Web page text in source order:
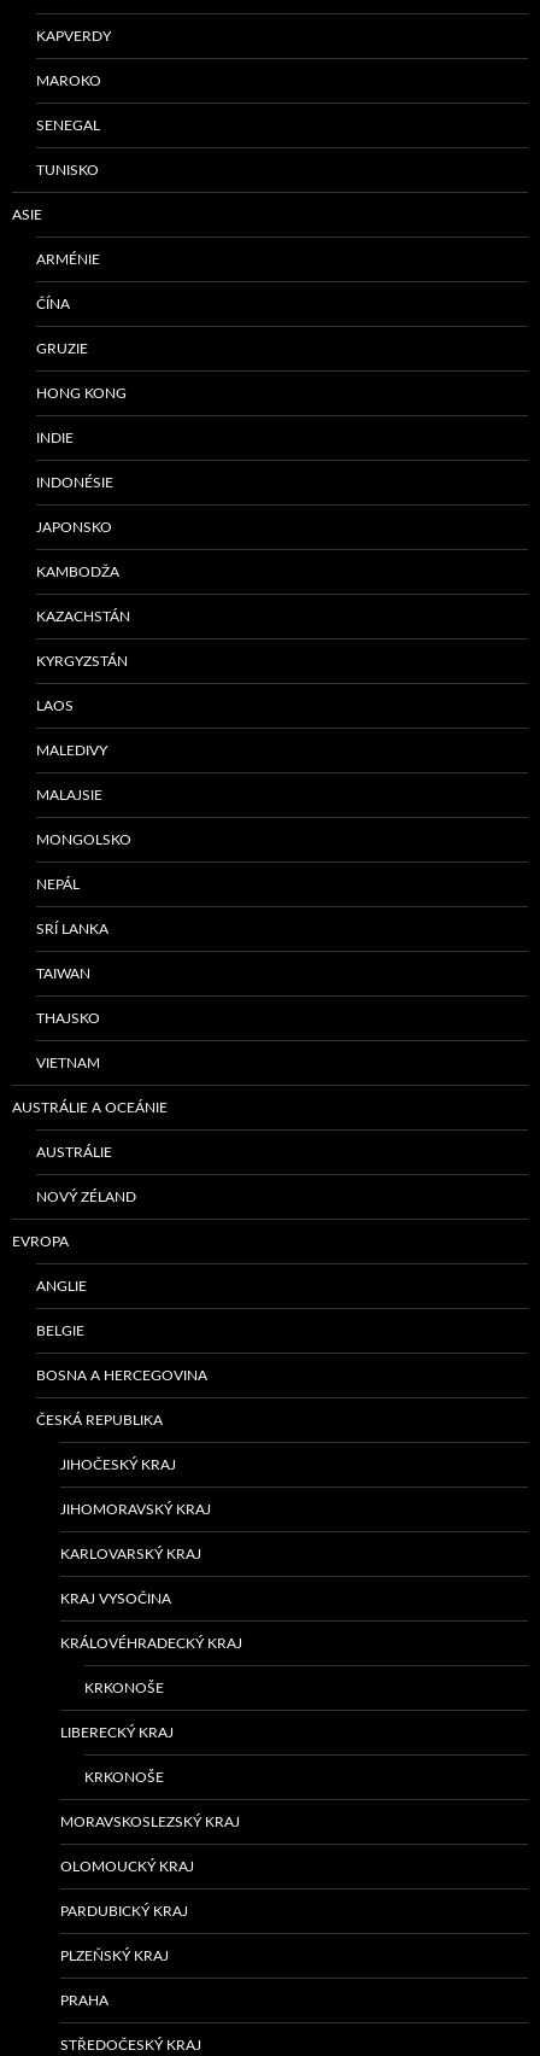
KAPVERDY
MAROKO
SENEGAL
TUNISKO
ASIE
ARMÉNIE
ČÍNA
GRUZIE
HONG KONG
INDIE
INDONÉSIE
JAPONSKO
KAMBODŽA
KAZACHSTÁN
KYRGYZSTÁN
LAOS
MALEDIVY
MALAJSIE
MONGOLSKO
NEPÁL
SRÍ LANKA
TAIWAN
THAJSKO
VIETNAM
AUSTRÁLIE A OCEÁNIE
AUSTRÁLIE
NOVÝ ZÉLAND
EVROPA
ANGLIE
BELGIE
BOSNA A HERCEGOVINA
ČESKÁ REPUBLIKA
JIHOČESKÝ KRAJ
JIHOMORAVSKÝ KRAJ
KARLOVARSKÝ KRAJ
KRAJ VYSOČINA
KRÁLOVÉHRADECKÝ KRAJ
KRKONOŠE
LIBERECKÝ KRAJ
KRKONOŠE
MORAVSKOSLEZSKÝ KRAJ
OLOMOUCKÝ KRAJ
PARDUBICKÝ KRAJ
PLZEŇSKÝ KRAJ
PRAHA
STŘEDOČESKÝ KRAJ